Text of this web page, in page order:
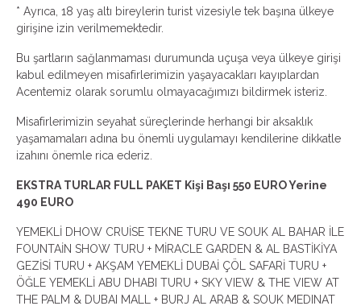
* Ayrıca, 18 yaş altı bireylerin turist vizesiyle tek başına ülkeye
girişine izin verilmemektedir.
Bu şartların sağlanmaması durumunda uçuşa veya ülkeye girişi
kabul edilmeyen misafirlerimizin yaşayacakları kayıplardan
Acentemiz olarak sorumlu olmayacağımızı bildirmek isteriz.
Misafirlerimizin seyahat süreçlerinde herhangi bir aksaklık
yaşamamaları adına bu önemli uygulamayı kendilerine dikkatle
izahını önemle rica ederiz.
EKSTRA TURLAR FULL PAKET Kişi Başı 550 EURO Yerine
490 EURO
YEMEKLİ DHOW CRUİSE TEKNE TURU VE SOUK AL BAHAR İLE
FOUNTAİN SHOW TURU + MİRACLE GARDEN & AL BASTİKİYA
GEZİSİ TURU + AKŞAM YEMEKLİ DUBAİ ÇÖL SAFARİ TURU +
ÖĞLE YEMEKLİ ABU DHABI TURU + SKY VIEW & THE VIEW AT
THE PALM & DUBAI MALL + BURJ AL ARAB & SOUK MEDINAT